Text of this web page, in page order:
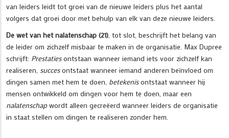
van leiders leidt tot groei van de nieuwe leiders plus het aantal
volgers dat groei door met behulp van elk van deze nieuwe leiders.
De wet van het nalatenschap (21) , tot slot, beschrijft het belang van
de leider om zichzelf misbaar te maken in de organisatie. Max Dupree
schrijft: Prestatiesontstaan wanneer iemand iets voor zichzelf kan
realiseren, succesontstaat wanneer iemand anderen beïnvloed om
dingen samen met hem te doen, betekenisontstaat wanneer hij
mensen ontwikkeld om dingen voor hem te doen, maar een
nalatenschap wordt alleen gecreëerd wanneer leiders de organisatie
in staat stellen om dingen te realiseren zonder hem.